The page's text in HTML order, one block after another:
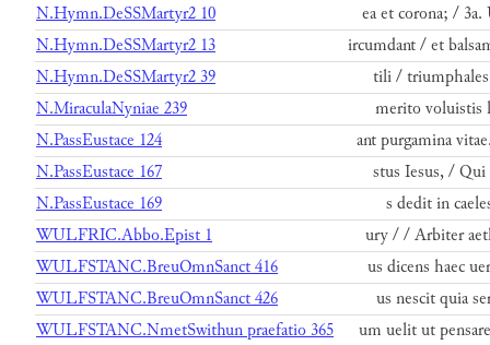
N.Hymn.DeSSMartyr2 10
ea et corona; /
N.Hymn.DeSSMartyr2 13
ircumdant / et
N.Hymn.DeSSMartyr2 39
tili / triumphales
N.MiraculaNyniae 239
merito voluistis
N.PassEustace 124
ant purgamina
N.PassEustace 167
stus Iesus, / Qui
N.PassEustace 169
s dedit in
WULFRIC.Abbo.Epist 1
ury / / Arbiter
WULFSTANC.BreuOmnSanct 416
us dicens haec
WULFSTANC.BreuOmnSanct 426
us nescit quia
WULFSTANC.NmetSwithun praefatio 365
um uelit ut